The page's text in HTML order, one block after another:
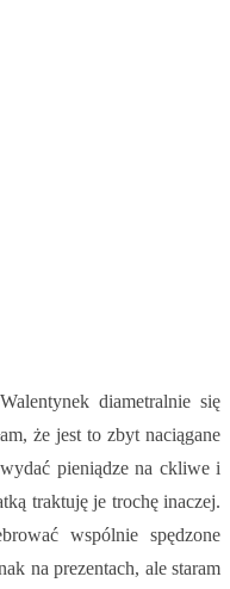
diametralnie się
że jest to zbyt naciągane
pieniądze na ckliwe i
traktuję je trochę inaczej.
wspólnie spędzone
na prezentach, ale staram